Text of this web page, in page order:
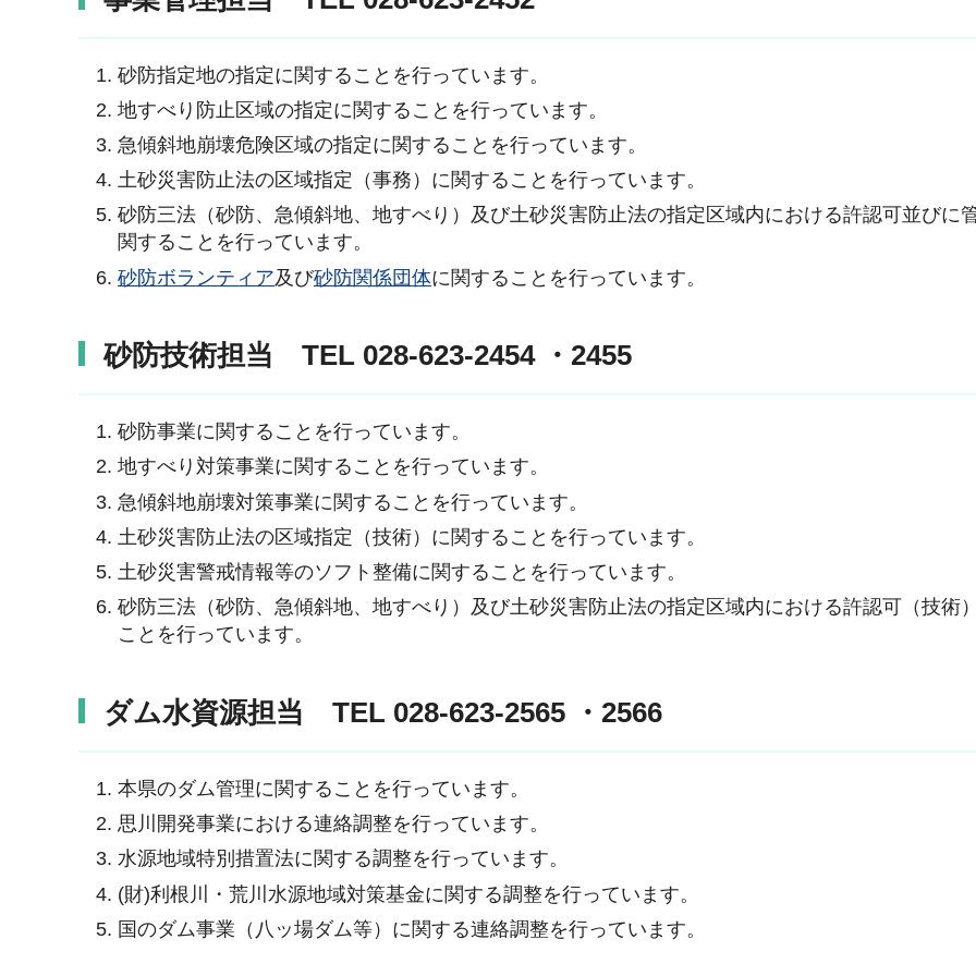
砂防指定地の指定に関することを行っています。
地すべり防止区域の指定に関することを行っています。
急傾斜地崩壊危険区域の指定に関することを行っています。
土砂災害防止法の区域指定（事務）に関することを行っています。
砂防三法（砂防、急傾斜地、地すべり）及び土砂災害防止法の指定区域内における許認可並びに
関することを行っています。
砂防ボランティア及び砂防関係団体に関することを行っています。
砂防技術担当 TEL 028-623-2454 ・2455
砂防事業に関することを行っています。
地すべり対策事業に関することを行っています。
急傾斜地崩壊対策事業に関することを行っています。
土砂災害防止法の区域指定（技術）に関することを行っています。
土砂災害警戒情報等のソフト整備に関することを行っています。
砂防三法（砂防、急傾斜地、地すべり）及び土砂災害防止法の指定区域内における許認可（技術
ことを行っています。
ダム水資源担当 TEL 028-623-2565 ・2566
本県のダム管理に関することを行っています。
思川開発事業における連絡調整を行っています。
水源地域特別措置法に関する調整を行っています。
(財)利根川・荒川水源地域対策基金に関する調整を行っています。
国のダム事業（八ッ場ダム等）に関する連絡調整を行っています。